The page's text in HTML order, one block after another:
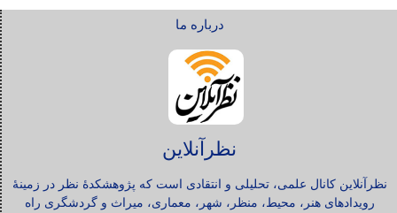
درباره ما
نظرآنلاین
نظرآنلاین کانال علمی، تحلیلی و انتقادی است که پژوهشکدۀ نظر در زمینۀ
رویدادهای هنر، محیط، منظر، شهر، معماری، میراث و گردشگری راه